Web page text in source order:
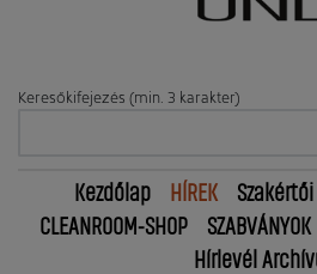
Keresőkifejezés (min. 3 karakter)
Kezdőlap HÍREK Szakértői
CLEANROOM-SHOP
SZABVÁNYOK
Hírlevél